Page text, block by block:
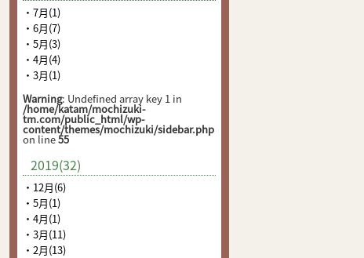
・7月(1)
・6月(7)
・5月(3)
・4月(4)
・3月(1)
Warning: Undefined array key 1 in
/home/katam/mochizuki-
tm.com/public_html/wp-
content/themes/mochizuki/sidebar.php
on line55
2019(32)
・12月(6)
・5月(1)
・4月(1)
・3月(11)
・2月(13)